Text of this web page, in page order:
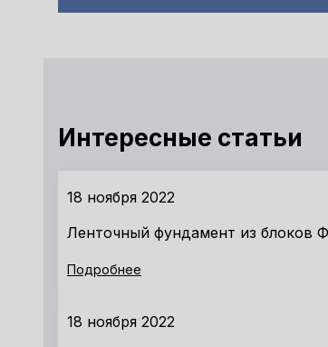
Интересные статьи
18 ноября 2022
Ленточный фундамент из блоков
Подробнее
18 ноября 2022